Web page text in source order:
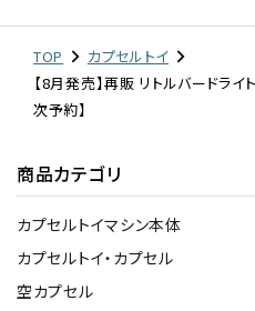
TOP
カプセルトイ
【8月発売】再販 リトルバードラ
次予約】
商品カテゴリ
カプセルトイマシン本体
カプセルトイ・カプセル
空カプセル